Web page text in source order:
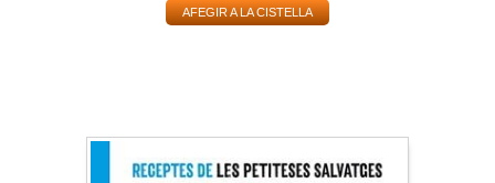
AFEGIR A LA CISTELLA